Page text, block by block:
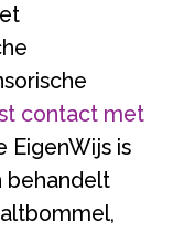
contact met
EigenWijs is
behandelt